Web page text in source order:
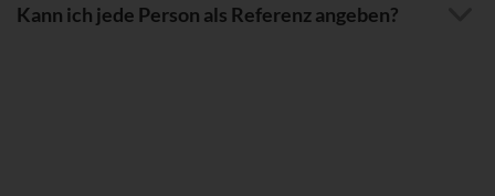
Kann ich jede Person als Referenz angeben?